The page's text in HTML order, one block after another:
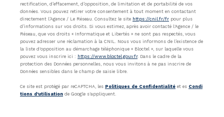
rectification, d’effacement, d’opposition, de limitation et de portabilité de vos
données. Vous pouvez retirer votre consentement à tout moment en contactant
directement l’Agence / Le Réseau. Consultez le site https://cnil.fr/fr pour plus
d’informations sur vos droits. Si vous estimez, après avoir contacté l'Agence / le
Réseau, que vos droits « Informatique et Libertés » ne sont pas respectés, vous
pouvez adresser une réclamation à la CNIL. Nous vous informons de l’existence de
la liste d'opposition au démarchage téléphonique « Bloctel », sur laquelle vous
pouvez vous inscrire ici : https://www.bloctel.gouv.fr. Dans le cadre de la
protection des Données personnelles, nous vous invitons à ne pas inscrire de
Données sensibles dans le champ de saisie libre.
Ce site est protégé par reCAPTCHA, les Politiques de Confidentialité et es Condi
tions d'utilisation de Google s'appliquent.